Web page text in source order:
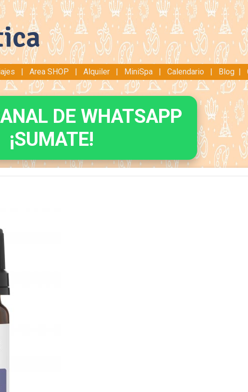
| Area SHOP | Alquiler | MiniSpa | Calendario | Blog |
DE WHATSAPP
¡SUMATE!